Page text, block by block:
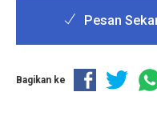
Pesan
Bagikan ke